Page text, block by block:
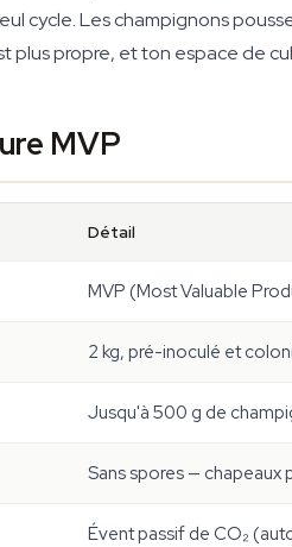
cycle. Les champignons
plus propre, et ton espace de
MVP
Détail
MVP (Most Valuable
2 kg, pré-inoculé et
Jusqu'à 500 g de
Sans spores — chapeaux
Évent passif de CO₂